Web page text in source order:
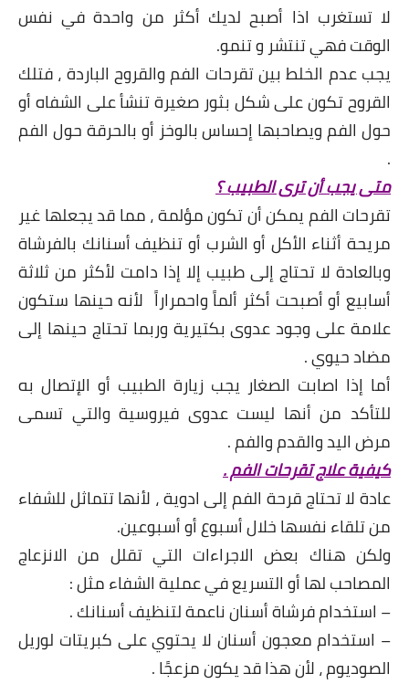
لا تستغرب اذا أصبح لديك أكثر من واحدة في نفس
الوقت فهي تنتشر و تنمو.
يجب عدم الخلط بين تقرحات الفم والقروح الباردة ، فتلك
القروح تكون على شكل بثور صغيرة تنشأ على الشفاه أو
حول الفم ويصاحبها إحساس بالوخز أو بالحرقة حول الفم
.
متى يجب أن ترى الطبيب ؟
تقرحات الفم يمكن أن تكون مؤلمة ، مما قد يجعلها غير
مريحة أثناء الأكل أو الشرب أو تنظيف أسنانك بالفرشاة
وبالعادة لا تحتاج إلى طبيب إلا إذا دامت لأكثر من ثلاثة
أسابيع أو أصبحت أكثر ألماً واحمراراً لأنه حينها ستكون
علامة على وجود عدوى بكتيرية وربما تحتاج حينها إلى
مضاد حيوي .
أما إذا اصابت الصغار يجب زيارة الطبيب أو الإتصال به
للتأكد من أنها ليست عدوى فيروسية والتي تسمى
مرض اليد والقدم والفم .
كيفية علاج تقرحات الفم .
عادة لا تحتاج قرحة الفم إلى ادوية ، لأنها تتماثل للشفاء
من تلقاء نفسها خلال أسبوع أو أسبوعين.
ولكن هناك بعض الاجراءات التي تقلل من الانزعاج
المصاحب لها أو التسريع في عملية الشفاء مثل :
– استخدام فرشاة أسنان ناعمة لتنظيف أسنانك .
– استخدام معجون أسنان لا يحتوي على كبريتات لوريل
الصوديوم ، لأن هذا قد يكون مزعجًا .